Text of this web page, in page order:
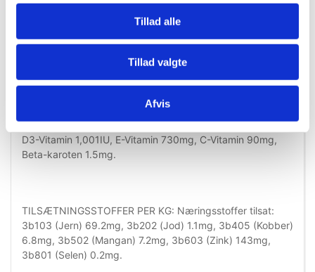
Tillad alle
Tillad valgte
Afvis
ANALYTISKE BESTANDDELE: Protein 26.5%, Fedt 15.6%,
Kalcium 0.82%, Fosfor 0.63%, Natrium 0.30%, Kalium
0.74%, Magnesium 0.08%; per kg: A-Vitamin 13,059IU,
D3-Vitamin 1,001IU, E-Vitamin 730mg, C-Vitamin 90mg,
Beta-karoten 1.5mg.
TILSÆTNINGSSTOFFER PER KG: Næringsstoffer tilsat:
3b103 (Jern) 69.2mg, 3b202 (Jod) 1.1mg, 3b405 (Kobber)
6.8mg, 3b502 (Mangan) 7.2mg, 3b603 (Zink) 143mg,
3b801 (Selen) 0.2mg.